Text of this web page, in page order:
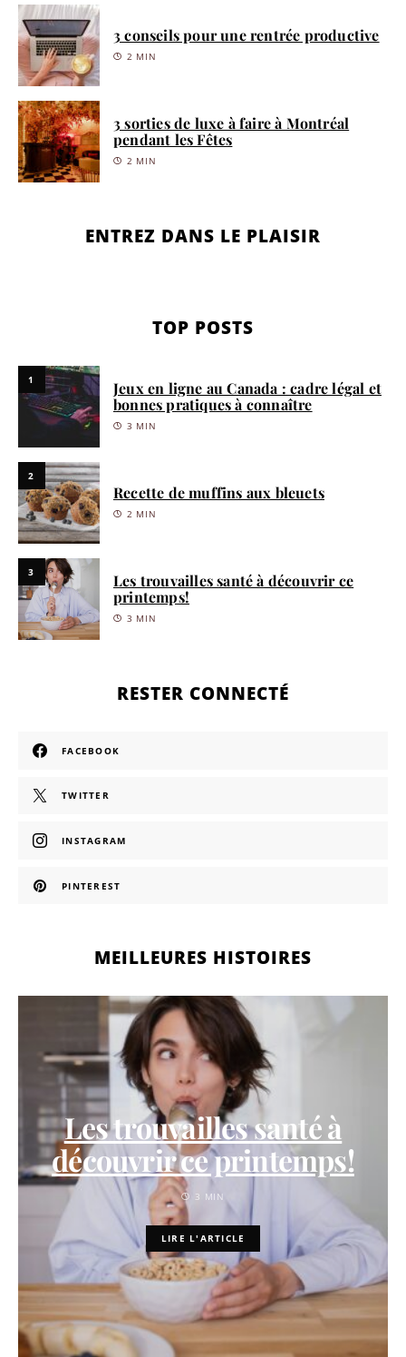
3 conseils pour une rentrée productive
2 MIN
3 sorties de luxe à faire à Montréal
pendant les Fêtes
2 MIN
ENTREZ DANS LE PLAISIR
TOP POSTS
1
Jeux en ligne au Canada : cadre légal et
bonnes pratiques à connaître
3 MIN
2
Recette de muffins aux bleuets
2 MIN
3
Les trouvailles santé à découvrir ce
printemps!
3 MIN
RESTER CONNECTÉ
FACEBOOK
TWITTER
INSTAGRAM
PINTEREST
MEILLEURES HISTOIRES
Les trouvailles santé à
découvrir ce printemps!
3 MIN
LIRE L'ARTICLE